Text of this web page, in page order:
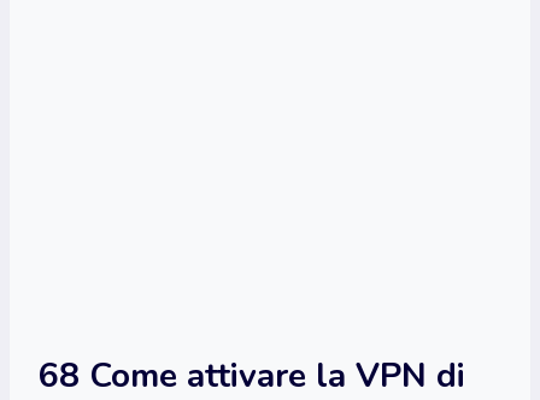
68 Come attivare la VPN di